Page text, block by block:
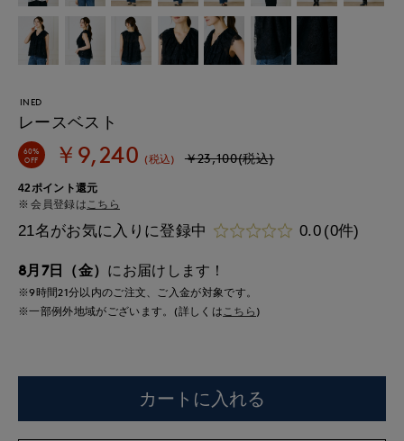
INED
レースベスト
60%
OFF ￥9,240 (税込) ￥23,100(税込)
42ポイント還元
会員登録はこちら
21名がお気に入りに登録中 0.0 (0件)
8月7日（金） にお届けします！
※9時間21分以内のご注文、ご入金が対象です。
※一部例外地域がございます。(詳しくは こちら )
カートに入れる